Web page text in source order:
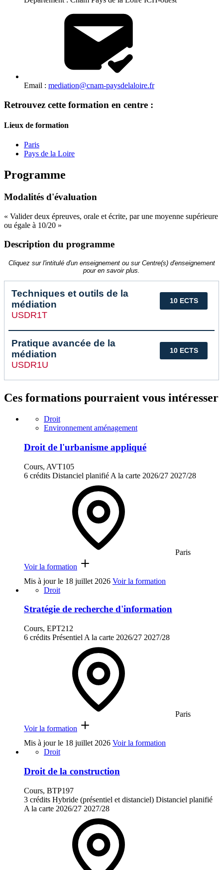
Email : mediation@cnam-paysdelaloire.fr
Retrouvez cette formation en centre :
Lieux de formation
Paris
Pays de la Loire
Programme
Modalités d'évaluation
« Valider deux épreuves, orale et écrite, par une moyenne supérieure
ou égale à 10/20 »
Description du programme
Cliquez sur l'intitulé d'un enseignement ou sur Centre(s) d'enseignement
pour en savoir plus.
10 ECTS
Techniques et outils de la
médiation
USDR1T
10 ECTS
Pratique avancée de la
médiation
USDR1U
Ces formations pourraient vous intéresser
Droit
Environnement aménagement
Droit de l'urbanisme appliqué
Cours, AVT105
6 crédits Distanciel planifié A la carte 2026/27 2027/28
Paris
Voir la formation
Mis à jour le 18 juillet 2026 Voir la formation
Droit
Stratégie de recherche d'information
Cours, EPT212
6 crédits Présentiel A la carte 2026/27 2027/28
Paris
Voir la formation
Mis à jour le 18 juillet 2026 Voir la formation
Droit
Droit de la construction
Cours, BTP197
3 crédits Hybride (présentiel et distanciel) Distanciel planifié
A la carte 2026/27 2027/28